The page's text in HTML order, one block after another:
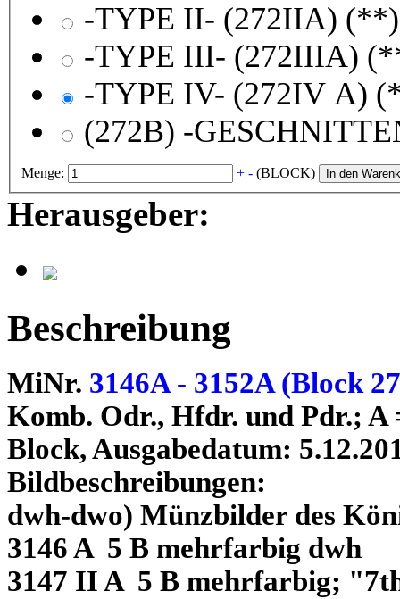
Menge: + - (BLOCK) In den
Herausgeber:
Beschreibung
MiNr. 3146A - 3152A (Block
Komb. Odr., Hfdr. und Pdr.; A
Block, Ausgabedatum:
Bildbeschreibungen:
dwh-dwo) Münzbilder des
3146 A 5 B mehrfarbig dwh
3147 II A 5 B mehrfarbig;